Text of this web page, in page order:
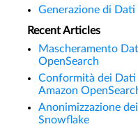
Generazione di
Recent Articles
Mascheramento
OpenSearch
Conformità dei Dati
Amazon
Anonimizzazione
Snowflake